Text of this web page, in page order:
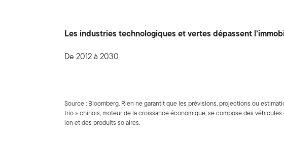
Les industries technologiques et vertes dépassent
De 2012 à 2030
Source : Bloomberg. Rien ne garantit que les prévisions, projections ou
trio » chinois, moteur de la croissance économique, se compose des
ion et des produits solaires.